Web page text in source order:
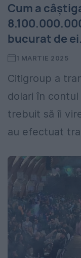
Cum a
bucurat de
1 MARTIE 2025
Citigroup a
dolari în
trebuit să îi
au efectuat